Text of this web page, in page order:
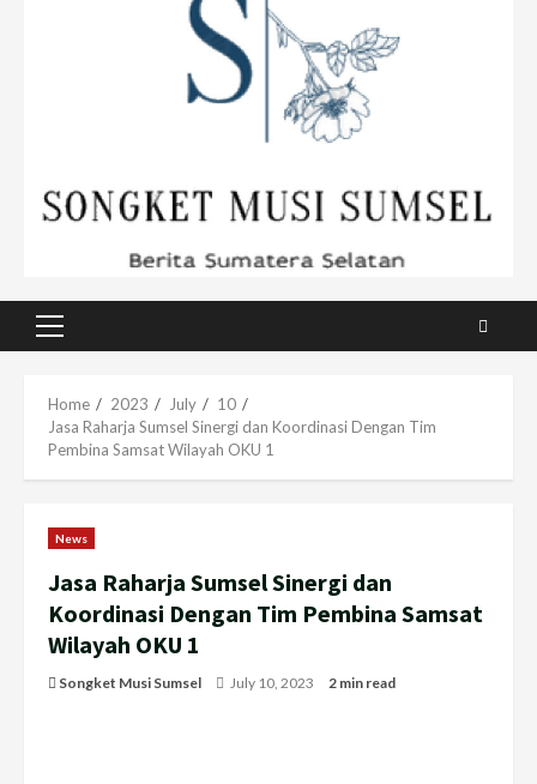
Primary
Home 2023 July
10
Jasa Raharja Sumsel Sinergi dan Koordinasi Dengan Tim
Pembina Samsat Wilayah OKU 1
News
Jasa Raharja Sumsel Sinergi dan
Koordinasi Dengan Tim Pembina Samsat
Wilayah OKU 1
Songket Musi Sumsel July 10, 2023 2 min read